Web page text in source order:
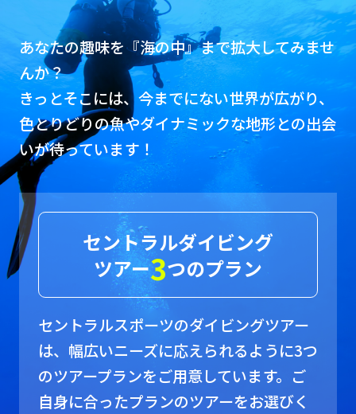
あなたの趣味を『海の中』まで拡大してみませ
んか？
きっとそこには、今までにない世界が広がり、
色とりどりの魚やダイナミックな地形との出会
いが待っています！
セントラルダイビング
ツアー3つのプラン
セントラルスポーツのダイビングツアー
は、幅広いニーズに応えられるように3つ
のツアープランをご用意しています。ご
自身に合ったプランのツアーをお選びく